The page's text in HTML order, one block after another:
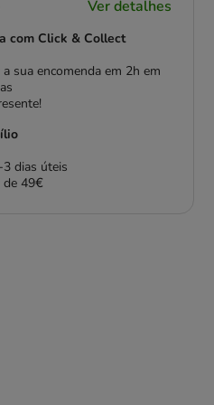
Ver detalhes
com Click & Collect
sua encomenda em 2h em
3 dias úteis
de 49€